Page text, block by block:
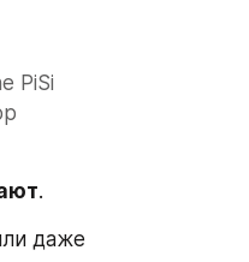
PiSi
.
даже